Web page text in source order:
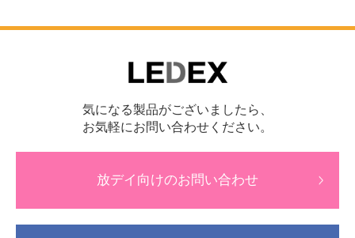
気になる製品がございましたら、
お気軽にお問い合わせください。
放デイ向けのお問い合わせ